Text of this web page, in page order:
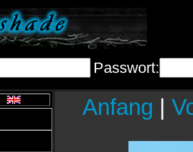
Passwort:
Anfang |